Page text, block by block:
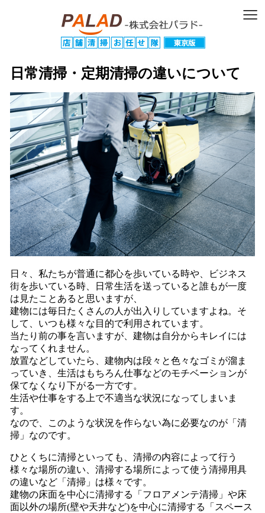
≡
日常清掃・定期清掃の違いについて
日々、私たちが普通に都心を歩いている時や、ビジネス
街を歩いている時、日常生活を送っていると誰もが一度
は見たことあると思いますが、
建物には毎日たくさんの人が出入りしていますよね。そ
して、いつも様々な目的で利用されています。
当たり前の事を言いますが、建物は自分からキレイには
なってくれません。
放置などしていたら、建物内は段々と色々なゴミが溜ま
っていき、生活はもちろん仕事などのモチベーションが
保てなくなり下がる一方です。
生活や仕事をする上で不適当な状況になってしまいま
す。
なので、このような状況を作らない為に必要なのが「清
掃」なのです。
ひとくちに清掃といっても、清掃の内容によって行う
様々な場所の違い、清掃する場所によって使う清掃用具
の違いなど「清掃」は様々です。
建物の床面を中心に清掃する「フロアメンテ清掃」や床
面以外の場所(壁や天井など)を中心に清掃する「スペース